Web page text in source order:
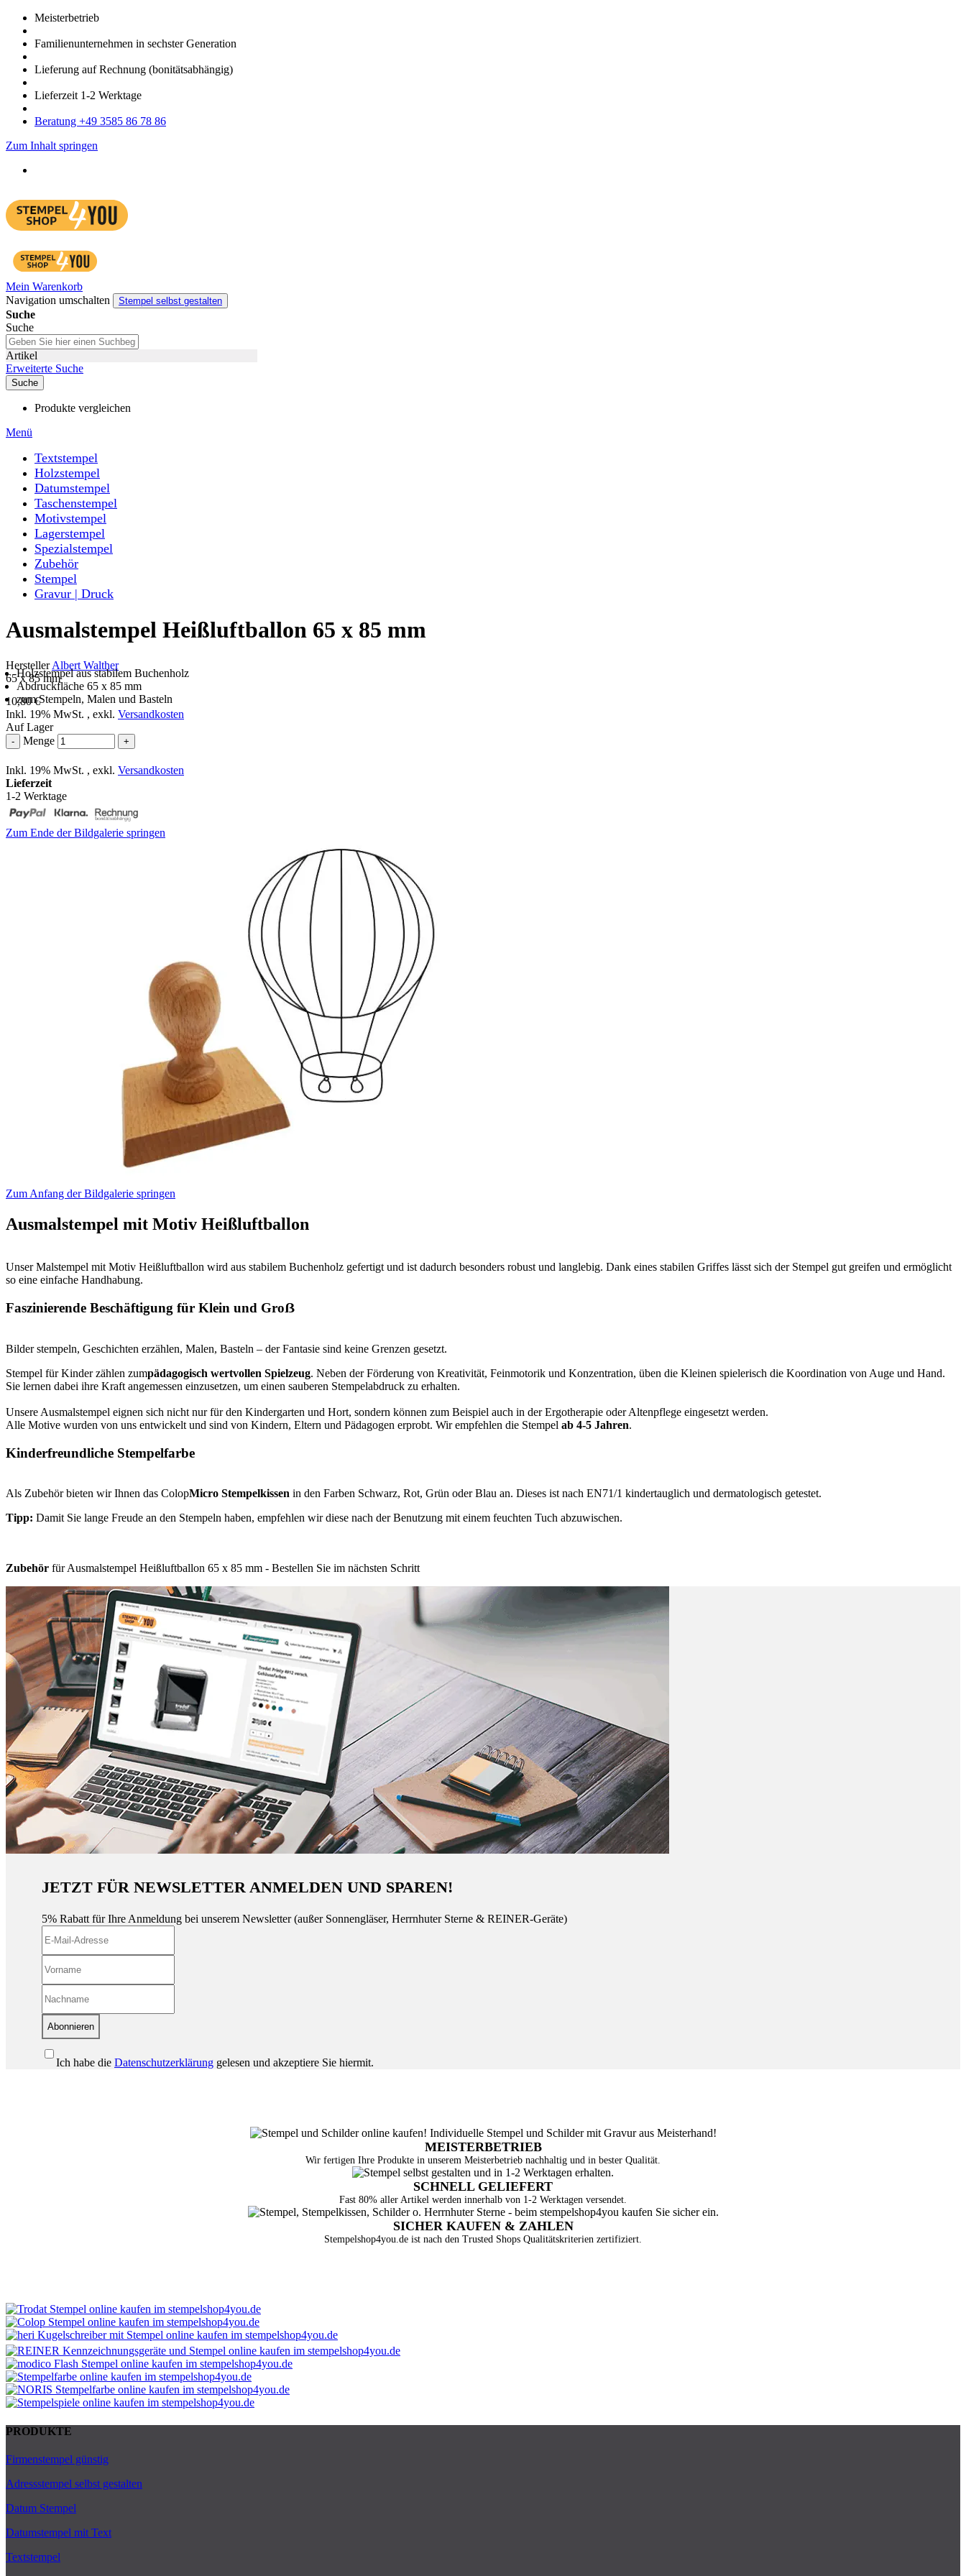
Meister­betrieb
Familien­unter­nehmen in sechster Gene­ration
Lieferung auf Rech­nung (bonitätsabhängig)
Liefer­zeit 1-2 Werk­tage
Bera­tung +49 3585 86 78 86
Zum Inhalt springen
Mein Warenkorb
Navigation umschalten
Stempel selbst gestalten
Suche
Suche
Artikel
Erweiterte Suche
Suche
Produkte vergleichen
Menü
Textstempel
Holzstempel
Datumstempel
Taschenstempel
Motivstempel
Lagerstempel
Spezialstempel
Zubehör
Stempel
Gravur | Druck
Ausmalstempel Heißluftballon 65 x 85 mm
HerstellerAlbert Walther
65 x 85 mm
Holzstempel aus stabilem Buchenholz
Abdruckfläche 65 x 85 mm
zum Stempeln, Malen und Basteln
10,80 €
Inkl. 19% MwSt. , exkl. Versandkosten
Auf Lager
- Menge +
Inkl. 19% MwSt. , exkl. Versandkosten
Lieferzeit
1-2 Werktage
Zum Ende der Bildgalerie springen
Zum Anfang der Bildgalerie springen
Ausmalstempel mit Motiv Heißluftballon
Unser Malstempel mit Motiv Heißluftballon wird aus stabilem Buchenholz gefertigt und ist dadurch besonders robust und langlebig. Dank eines stabilen Griffes lässt sich der Stempel gut greifen und ermöglicht
so eine einfache Handhabung.
Faszinierende Beschäftigung für Klein und Groẞ
Bilder stempeln, Geschichten erzählen, Malen, Basteln – der Fantasie sind keine Grenzen gesetzt.
Stempel für Kinder zählen zumpädagogisch wertvollen Spielzeug. Neben der Förderung von Kreativität, Feinmotorik und Konzentration, üben die Kleinen spielerisch die Koordination von Auge und Hand.
Sie lernen dabei ihre Kraft angemessen einzusetzen, um einen sauberen Stempelabdruck zu erhalten.
Unsere Ausmalstempel eignen sich nicht nur für den Kindergarten und Hort, sondern können zum Beispiel auch in der Ergotherapie oder Altenpflege eingesetzt werden.
Alle Motive wurden von uns entwickelt und sind von Kindern, Eltern und Pädagogen erprobt. Wir empfehlen die Stempel ab 4-5 Jahren.
Kinderfreundliche Stempelfarbe
Als Zubehör bieten wir Ihnen das ColopMicro Stempelkissen in den Farben Schwarz, Rot, Grün oder Blau an. Dieses ist nach EN71/1 kindertauglich und dermatologisch getestet.
Tipp: Damit Sie lange Freude an den Stempeln haben, empfehlen wir diese nach der Benutzung mit einem feuchten Tuch abzuwischen.
Zubehör für Ausmalstempel Heißluftballon 65 x 85 mm - Bestellen Sie im nächsten Schritt
JETZT FÜR NEWSLETTER ANMELDEN UND SPAREN!
5% Rabatt für Ihre Anmeldung bei unserem Newsletter (außer Sonnengläser, Herrnhuter Sterne & REINER-Geräte)
Abonnieren
Ich habe die Datenschutzerklärung gelesen und akzeptiere Sie hiermit.
MEISTERBETRIEB
Wir fertigen Ihre Produkte in unserem Meisterbetrieb nachhaltig und in bester Qualität.
SCHNELL GELIEFERT
Fast 80% aller Artikel werden innerhalb von 1-2 Werktagen versendet.
SICHER KAUFEN & ZAHLEN
Stempelshop4you.de ist nach den Trusted Shops Qualitätskriterien zertifiziert.
PRODUKTE
Firmenstempel günstig
Adressstempel selbst gestalten
Datum Stempel
Datumstempel mit Text
Textstempel